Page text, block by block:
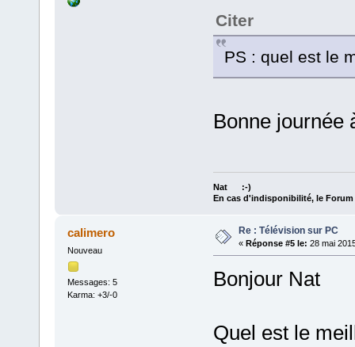
Citer
PS : quel est le
Bonne journée
Nat :-)
En cas d'indisponibilité, le
calimero
Nouveau
Messages: 5
Karma: +3/-0
Re : Télévision sur PC
« Réponse #5 le: 28 mai
Bonjour Nat
Quel est le